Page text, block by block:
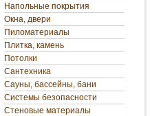
Напольные покрытия
Окна, двери
Пиломатериалы
Плитка, камень
Потолки
Сантехника
Сауны, бассейны, бани
Системы безопасности
Стеновые материалы